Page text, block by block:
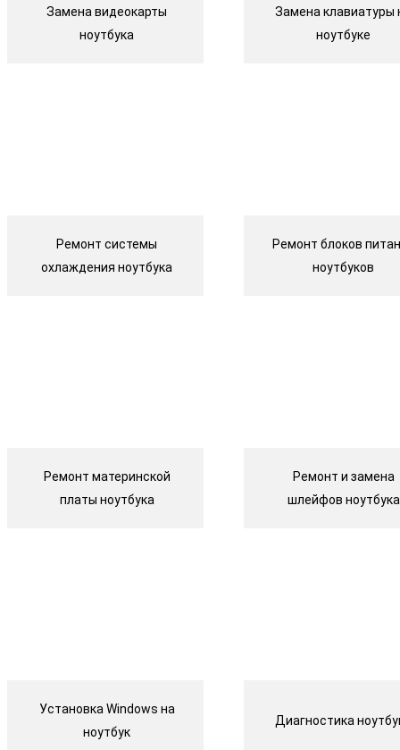
Замена видеокарты
ноутбука
Замена клавиатуры
ноутбуке
Ремонт системы
охлаждения ноутбука
Ремонт блоков
ноутбуков
Ремонт материнской
платы ноутбука
Ремонт и замена
шлейфов ноутбука
Установка Windows на
ноутбук
Диагностика